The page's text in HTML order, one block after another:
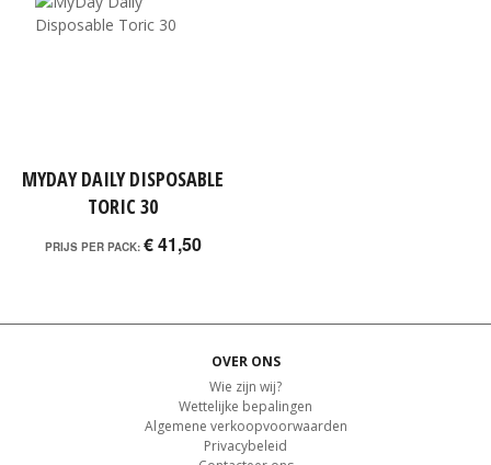
MYDAY DAILY DISPOSABLE
TORIC 30
PRIJS PER PACK: € 41,50
OVER ONS
Wie zijn wij?
Wettelijke bepalingen
Algemene verkoopvoorwaarden
Privacybeleid